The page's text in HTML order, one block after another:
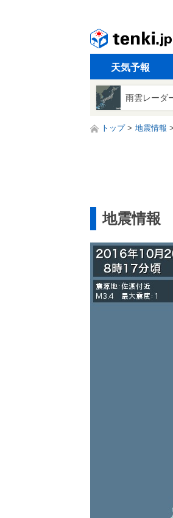
天気予報
雨雲レーダ
トップ 地震情報
地震情報